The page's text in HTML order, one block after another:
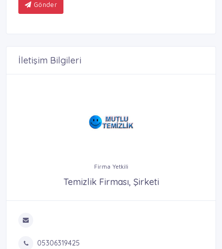
Gönder
İletişim Bilgileri
Firma Yetkili
Temizlik Firması, Şirketi
05306319425